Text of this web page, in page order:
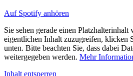
Auf Spotify anhören
Sie sehen gerade einen Platzhalterinhalt
eigentlichen Inhalt zuzugreifen, klicken
unten. Bitte beachten Sie, dass dabei
weitergegeben werden. Mehr
Inhalt entsperren